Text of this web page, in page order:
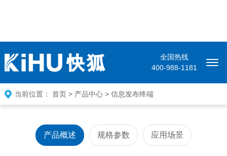
全国热线
400-988-1181
当前位置： 首页> 产品中心> 信息发布终端
产品概述 规格参数 应用场景